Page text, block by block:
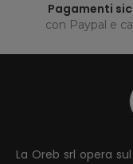
Pagamenti
con Paypal e
La Oreb srl opera